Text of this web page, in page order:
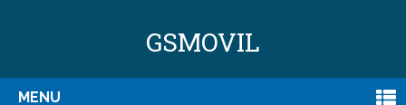
GSMOVIL
MENU